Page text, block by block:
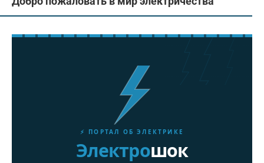
⚡ ПОРТАЛ ОБ ЭЛЕКТРИКЕ
Электрошок